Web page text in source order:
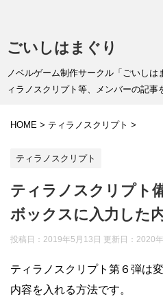
ごいしはまぐり
ノベルゲーム制作サークル「ごいし
ィラノスクリプト等、メンバーの記事
HOME > ティラノスクリプト >
ティラノスクリプト
ティラノスクリプト
ボックスに入力した
投稿日：2019年5月13日 更新日： 2020
ティラノスクリプト第６弾は
内容を入れる方法です。